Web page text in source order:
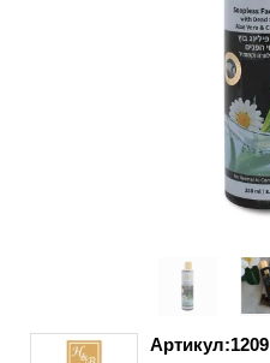
Артикул:1209